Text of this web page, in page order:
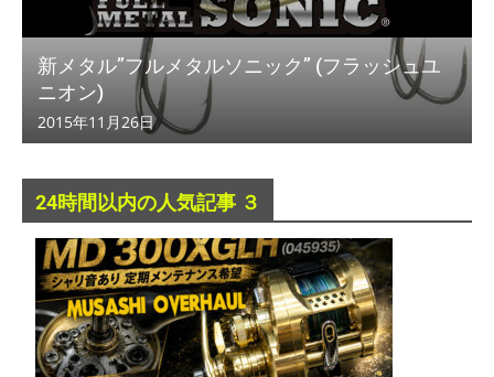
新メタル”フルメタルソニック” (フラッシュユ
ニオン)
2015年11月26日
24時間以内の人気記事 ３